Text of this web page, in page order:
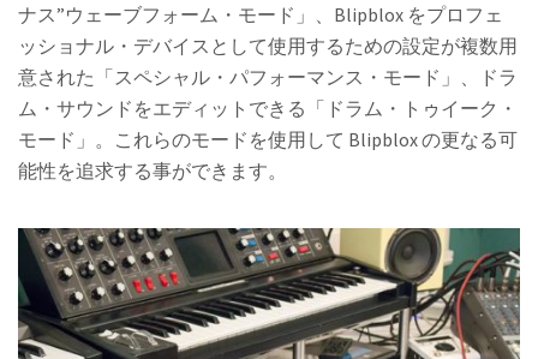
ナス”ウェーブフォーム・モード」、Blipblox をプロフェ
ッショナル・デバイスとして使用するための設定が複数用
意された「スペシャル・パフォーマンス・モード」、ドラ
ム・サウンドをエディットできる「ドラム・トゥイーク・
モード」。これらのモードを使用して Blipblox の更なる可
能性を追求する事ができます。